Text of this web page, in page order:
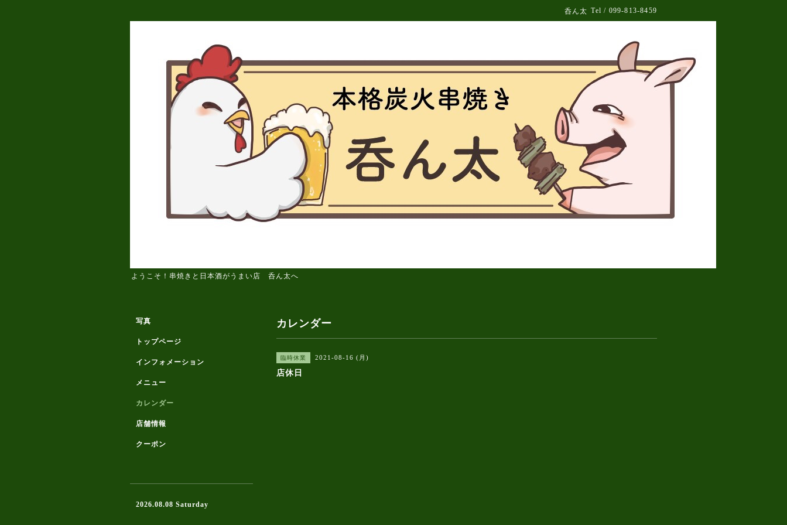
呑ん太 Tel / 099-813-8459
ようこそ！串焼きと日本酒がうまい店 呑ん太へ
カレンダー
臨時休業 2021-08-16 (月)
店休日
写真
トップページ
インフォメーション
メニュー
カレンダー
店舗情報
クーポン
2026.08.08 Saturday